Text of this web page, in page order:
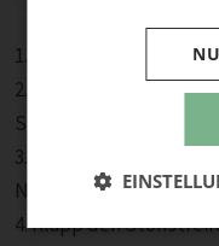
1. Schließ die
2. Falte den
Stoffstreifen auf die
3. Schneide die
Naht.
4. Klapp den